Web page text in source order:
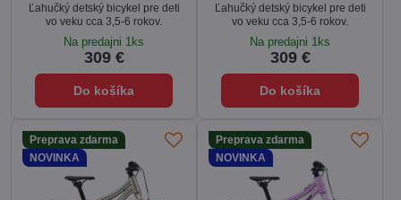
Ľahučký detský bicykel pre deti
vo veku cca 3,5-6 rokov.
Na predajni 1ks
309 €
Do košíka
Ľahučký detský bicykel pre deti
vo veku cca 3,5-6 rokov.
Na predajni 1ks
309 €
Do košíka
Preprava zdarma
NOVINKA
Preprava zdarma
NOVINKA